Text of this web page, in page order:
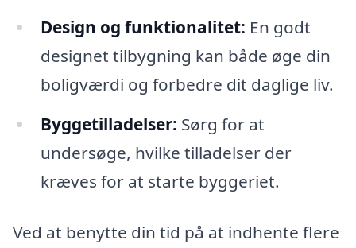
Design og funktionalitet: En godt
designet tilbygning kan både øge din
boligværdi og forbedre dit daglige liv.
Byggetilladelser: Sørg for at
undersøge, hvilke tilladelser der
kræves for at starte byggeriet.
Ved at benytte din tid på at indhente flere